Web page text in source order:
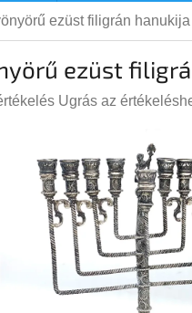
ezüst filigrán
ezüst
Ugrás az